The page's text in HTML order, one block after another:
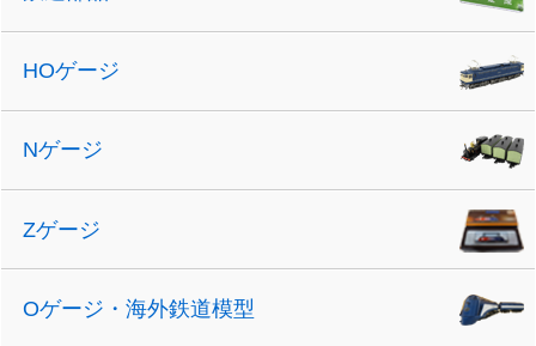
HOゲージ
Nゲージ
Zゲージ
Oゲージ・海外鉄道模型